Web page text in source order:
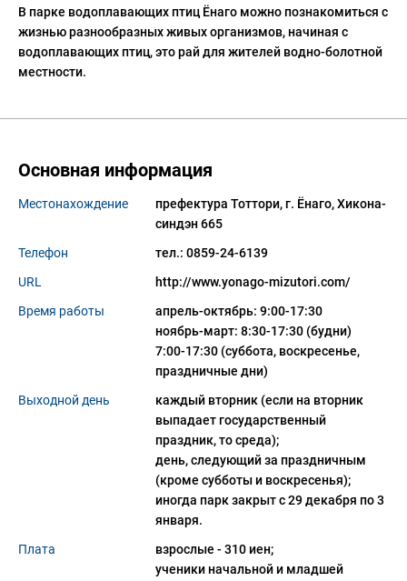
В парке водоплавающих птиц Ёнаго можно познакомиться с
жизнью разнообразных живых организмов, начиная с
водоплавающих птиц, это рай для жителей водно-болотной
местности.
Основная информация
Местонахождение
префектура Тоттори, г. Ëнаго, Хикона-
синдэн 665
Телефон
тел.: 0859-24-6139
URL
http://www.yonago-mizutori.com/
Время работы
апрель-октябрь: 9:00-17:30
ноябрь-март: 8:30-17:30 (будни)
7:00-17:30 (суббота, воскресенье,
праздничные дни)
Выходной день
каждый вторник (если на вторник
выпадает государственный
праздник, то среда);
день, следующий за праздничным
(кроме субботы и воскресенья);
иногда парк закрыт с 29 декабря по 3
января.
Плата
взрослые - 310 иен;
ученики начальной и младшей